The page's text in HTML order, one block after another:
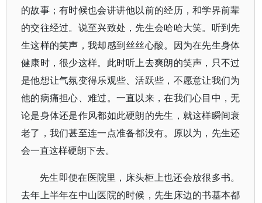
的故事；有时候也会讲讲他以前的经历，和学界前辈
的交往经过。说至兴致处，先生会哈哈大笑。听到先
生这样的笑声，我却感到丝丝心酸。因为在先生身体
健康时，很少这样。此时听上去爽朗的笑声，只不过
是他想让气氛变得乐观些、活跃些，不愿意让我们为
他的病痛担心、难过。一直以来，在我们心目中，无
论是身体还是作风都如此硬朗的先生，就这样瞬间衰
老了，我们甚至连一点准备都没有。原以为，先生还
会一直这样硬朗下去。
先生即便在医院里，床头柜上也还会放很多书。
去年上半年在中山医院的时候，先生床边的书基本都